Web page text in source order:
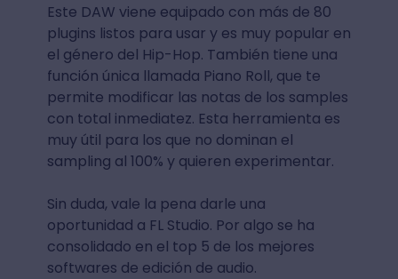
Este DAW viene equipado con más de 80
plugins listos para usar y es muy popular en
el género del Hip-Hop. También tiene una
función única llamada Piano Roll, que te
permite modificar las notas de los samples
con total inmediatez. Esta herramienta es
muy útil para los que no dominan el
sampling al 100% y quieren experimentar.
Sin duda, vale la pena darle una
oportunidad a FL Studio. Por algo se ha
consolidado en el top 5 de los mejores
softwares de edición de audio.